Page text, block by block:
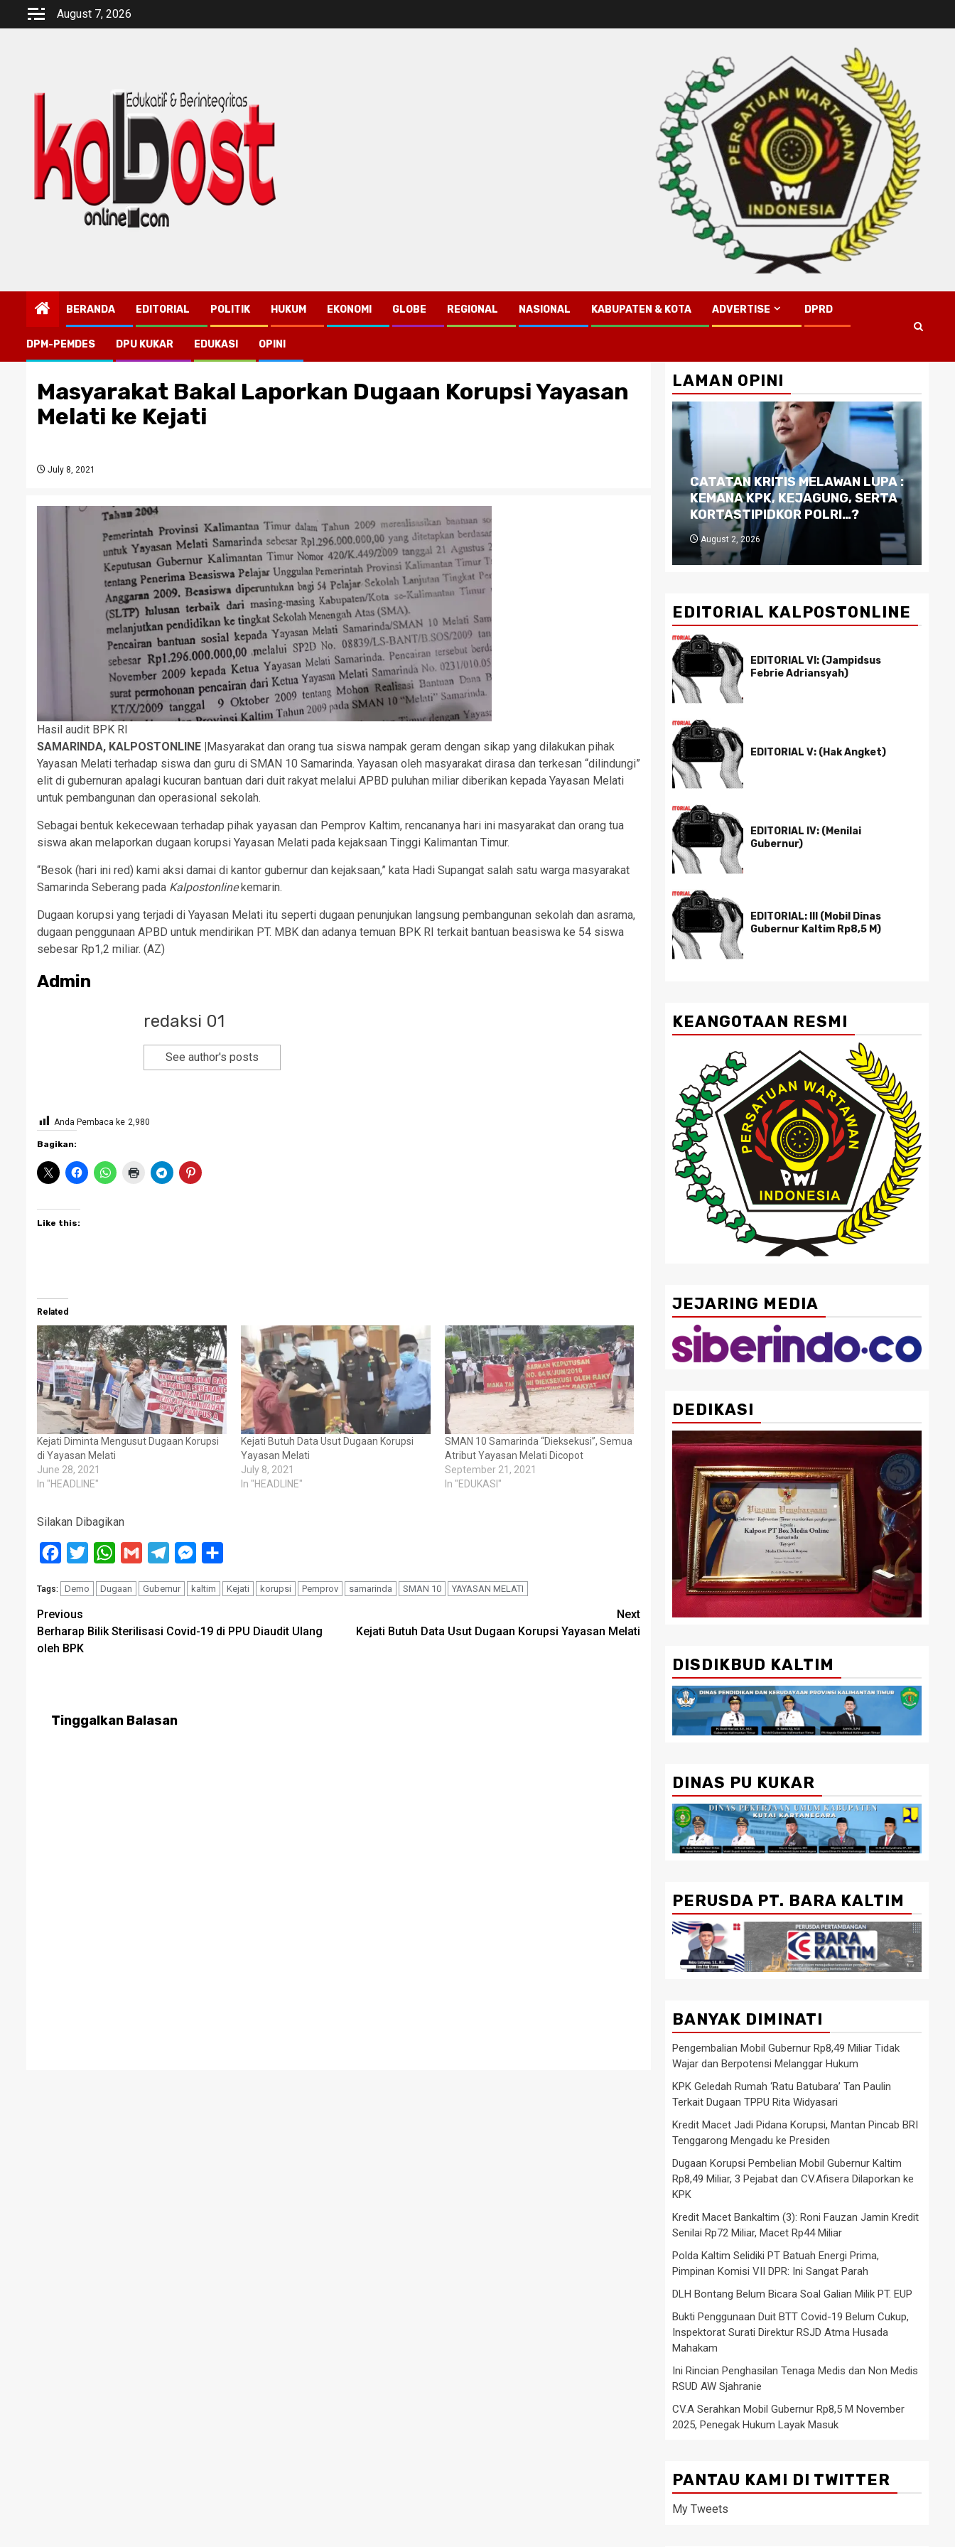
August 7, 2026
BERANDA EDITORIAL POLITIK HUKUM EKONOMI GLOBE REGIONAL NASIONAL KABUPATEN & KOTA ADVERTISE DPRD
DPM-PEMDES DPU KUKAR EDUKASI OPINI
Masyarakat Bakal Laporkan Dugaan Korupsi Yayasan
Melati ke Kejati
July 8, 2021
Hasil audit BPK RI
SAMARINDA, KALPOSTONLINE | Masyarakat dan orang tua siswa nampak geram dengan sikap yang dilakukan pihak
Yayasan Melati terhadap siswa dan guru di SMAN 10 Samarinda. Yayasan oleh masyarakat dirasa dan terkesan “dilindungi”
elit di gubernuran apalagi kucuran bantuan dari duit rakyat melalui APBD puluhan miliar diberikan kepada Yayasan Melati
untuk pembangunan dan operasional sekolah.
Sebagai bentuk kekecewaan terhadap pihak yayasan dan Pemprov Kaltim, rencananya hari ini masyarakat dan orang tua
siswa akan melaporkan dugaan korupsi Yayasan Melati pada kejaksaan Tinggi Kalimantan Timur.
“Besok (hari ini red) kami aksi damai di kantor gubernur dan kejaksaan,” kata Hadi Supangat salah satu warga masyarakat
Samarinda Seberang pada Kalpostonlinekemarin.
Dugaan korupsi yang terjadi di Yayasan Melati itu seperti dugaan penunjukan langsung pembangunan sekolah dan asrama,
dugaan penggunaan APBD untuk mendirikan PT. MBK dan adanya temuan BPK RI terkait bantuan beasiswa ke 54 siswa
sebesar Rp1,2 miliar. (AZ)
Admin
redaksi 01
See author's posts
Anda Pembaca ke 2,980
Bagikan:
Like this:
Related
Kejati Diminta Mengusut Dugaan Korupsi
di Yayasan Melati
June 28, 2021
In "HEADLINE"
Kejati Butuh Data Usut Dugaan Korupsi
Yayasan Melati
July 8, 2021
In "HEADLINE"
SMAN 10 Samarinda “Dieksekusi”, Semua
Atribut Yayasan Melati Dicopot
September 21, 2021
In "EDUKASI"
Silakan Dibagikan
Facebook
Twitter WhatsApp
Gmail TelegramMessenger
Tags: Demo Dugaan Gubernur kaltim Kejati korupsi Pemprov samarinda SMAN 10 YAYASAN MELATI
Post
navigation
Previous
Berharap Bilik Sterilisasi Covid-19 di PPU Diaudit Ulang
oleh BPK
Next
Kejati Butuh Data Usut Dugaan Korupsi Yayasan Melati
Tinggalkan Balasan
LAMAN OPINI
CATATAN KRITIS MELAWAN LUPA :
KEMANA KPK, KEJAGUNG, SERTA
KORTASTIPIDKOR POLRI…?
August 2, 2026
EDITORIAL KALPOSTONLINE
EDITORIAL VI: (Jampidsus
Febrie Adriansyah)
EDITORIAL V: (Hak Angket)
EDITORIAL IV: (Menilai
Gubernur)
EDITORIAL: III (Mobil Dinas
Gubernur Kaltim Rp8,5 M)
KEANGOTAAN RESMI
JEJARING MEDIA
DEDIKASI
DISDIKBUD KALTIM
DINAS PU KUKAR
PERUSDA PT. BARA KALTIM
BANYAK DIMINATI
Pengembalian Mobil Gubernur Rp8,49 Miliar Tidak
Wajar dan Berpotensi Melanggar Hukum
KPK Geledah Rumah ‘Ratu Batubara’ Tan Paulin
Terkait Dugaan TPPU Rita Widyasari
Kredit Macet Jadi Pidana Korupsi, Mantan Pincab BRI
Tenggarong Mengadu ke Presiden
Dugaan Korupsi Pembelian Mobil Gubernur Kaltim
Rp8,49 Miliar, 3 Pejabat dan CV.Afisera Dilaporkan ke
KPK
Kredit Macet Bankaltim (3): Roni Fauzan Jamin Kredit
Senilai Rp72 Miliar, Macet Rp44 Miliar
Polda Kaltim Selidiki PT Batuah Energi Prima,
Pimpinan Komisi VII DPR: Ini Sangat Parah
DLH Bontang Belum Bicara Soal Galian Milik PT. EUP
Bukti Penggunaan Duit BTT Covid-19 Belum Cukup,
Inspektorat Surati Direktur RSJD Atma Husada
Mahakam
Ini Rincian Penghasilan Tenaga Medis dan Non Medis
RSUD AW Sjahranie
CV.A Serahkan Mobil Gubernur Rp8,5 M November
2025, Penegak Hukum Layak Masuk
PANTAU KAMI DI TWITTER
My Tweets